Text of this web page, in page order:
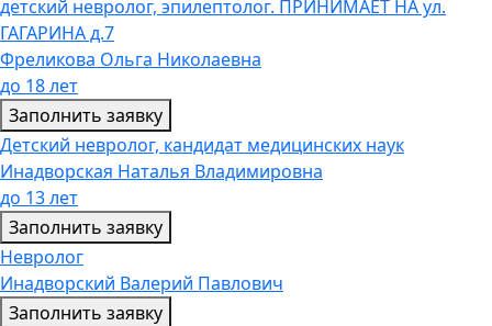
детский невролог, эпилептолог. ПРИНИМАЕТ НА ул.
ГАГАРИНА д.7
Фреликова Ольга Николаевна
до 18 лет
Заполнить заявку
Детский невролог, кандидат медицинских наук
Инадворская Наталья Владимировна
до 13 лет
Заполнить заявку
Невролог
Инадворский Валерий Павлович
Заполнить заявку